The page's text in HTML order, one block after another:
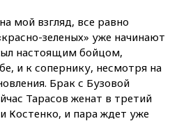
мой взгляд, все равно
зеленых» уже начинают
настоящим бойцом,
и к сопернику, несмотря на
Брак с Бузовой
Тарасов женат в третий
Костенко, и пара ждет уже